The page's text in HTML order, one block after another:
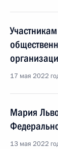
17 мая 2022
Мария
13 мая 2022